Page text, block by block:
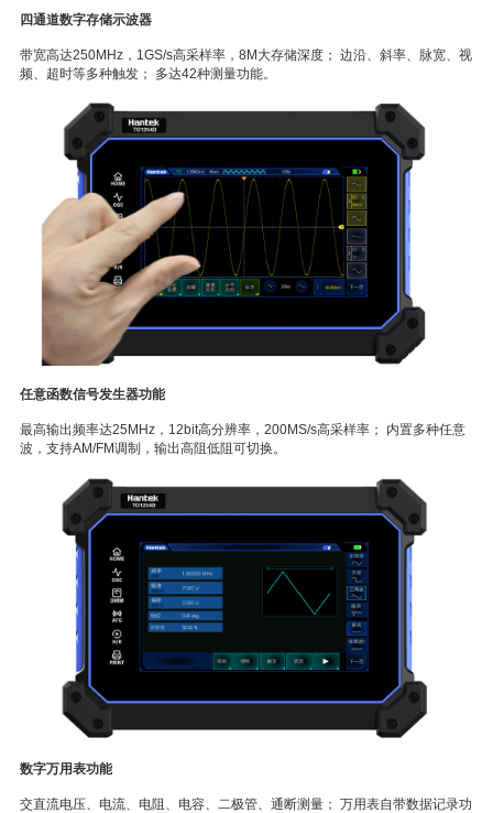
四通道数字存储示波器
带宽高达250MHz，1GS/s高采样率，8M大存储深度； 边沿、斜率、脉宽、视
频、超时等多种触发； 多达42种测量功能。
任意函数信号发生器功能
最高输出频率达25MHz，12bit高分辨率，200MS/s高采样率； 内置多种任意
波，支持AM/FM调制，输出高阻低阻可切换。
数字万用表功能
交直流电压、电流、电阻、电容、二极管、通断测量； 万用表自带数据记录功